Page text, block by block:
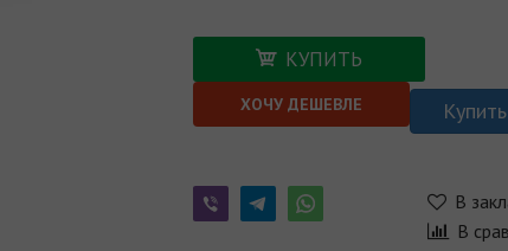
КУПИТЬ
ХОЧУ ДЕШЕВЛЕ
В
В